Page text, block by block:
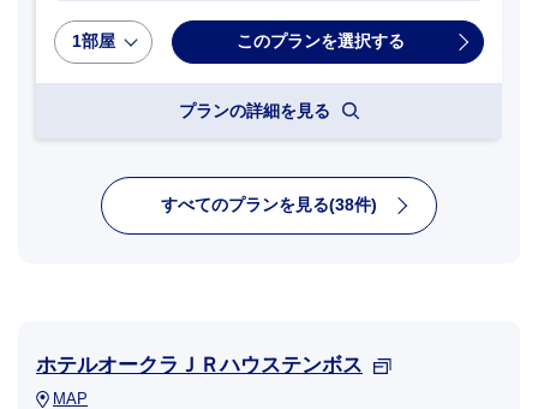
1部屋
プランの詳細を見る
すべてのプランを見る(38件)
ホテルオークラＪＲハウステンボス
MAP